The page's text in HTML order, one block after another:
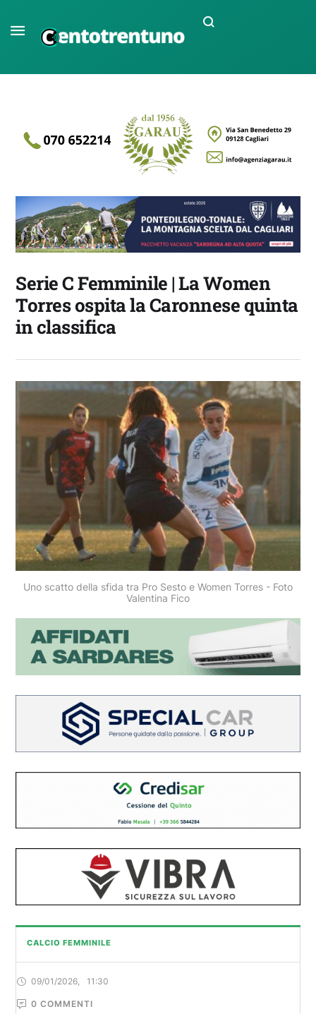
Serie C Femminile | La Women
Torres ospita la Caronnese quinta
in classifica
Uno scatto della sfida tra Pro Sesto e Women Torres - Foto
Valentina Fico
CALCIO FEMMINILE
09/01/2026, 11:30
0 COMMENTI